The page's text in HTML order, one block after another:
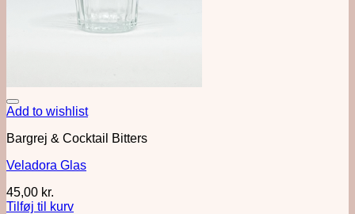
Add to wishlist
Bargrej & Cocktail Bitters
Veladora Glas
45,00 kr.
Tilføj til kurv